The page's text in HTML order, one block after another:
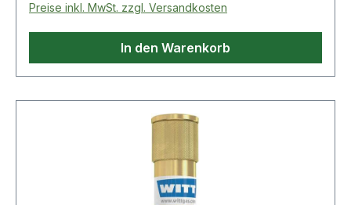
Preise inkl. MwSt. zzgl. Versandkosten
In den Warenkorb